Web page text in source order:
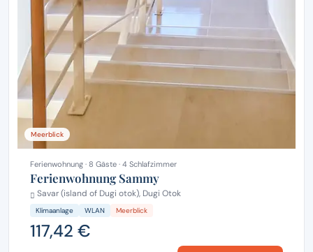
Meerblick
Ferienwohnung · 8 Gäste · 4 Schlafzimmer
Ferienwohnung Sammy
Savar (island of Dugi otok), Dugi Otok
Klimaanlage WLAN Meerblick
117,42 €